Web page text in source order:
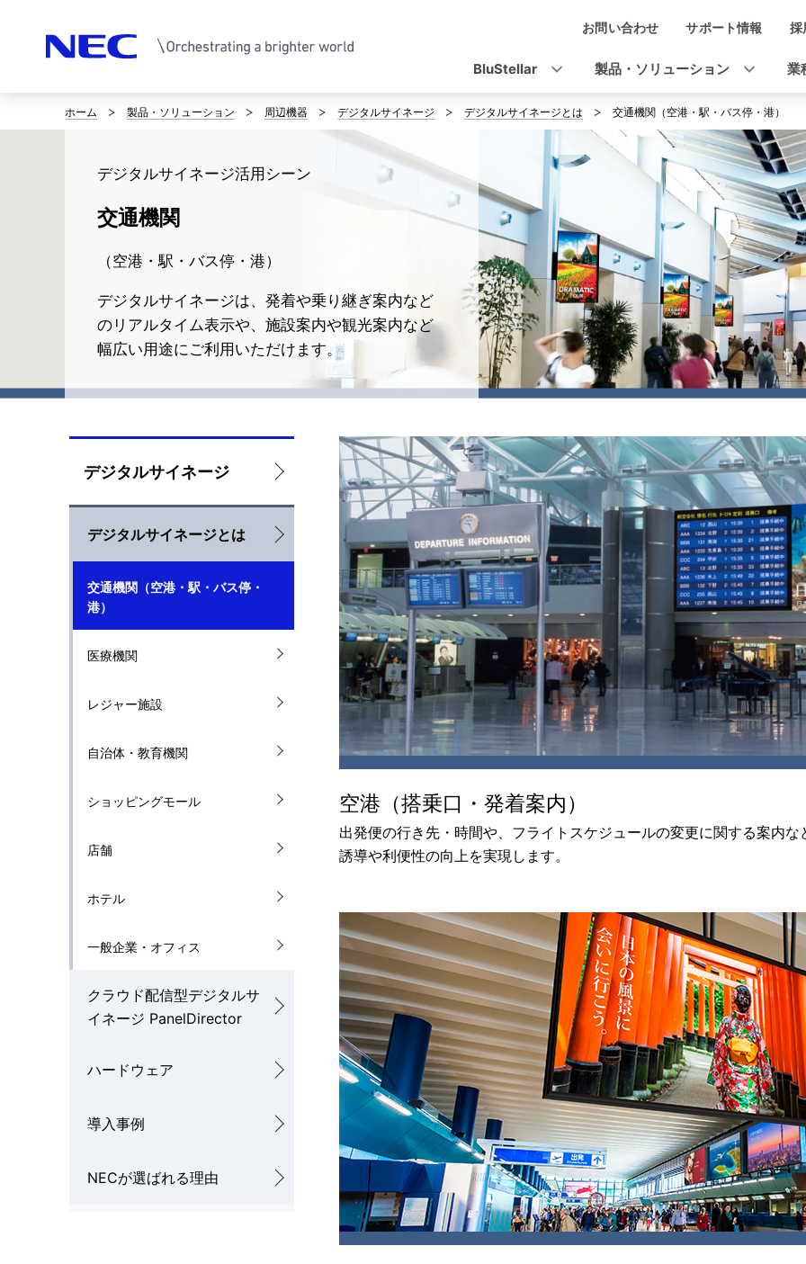
ゲ
ョ
ン
お問い合わせ サポート情報 採
BluStellar 製品・ソリューション 業
サ
置
ホーム 製品・ソリューション 周辺機器 デジタルサイネージ デジタルサイネージとは 交通機関（空港・駅・バス停・港）
デジタルサイネージ活用シーン
交通機関
（空港・駅・バス停・港）
デジタルサイネージは、発着や乗り継ぎ案内など
のリアルタイム表示や、施設案内や観光案内など
幅広い用途にご利用いただけます。
ロ
ー
カ
ル
ナ
ビ
ー
シ
デジタルサイネージ
デジタルサイネージとは
交通機関（空港・駅・バス停・
港）
医療機関
レジャー施設
自治体・教育機関
ショッピングモール
店舗
ホテル
一般企業・オフィス
クラウド配信型デジタルサ
イネージ PanelDirector
ハードウェア
導入事例
NECが選ばれる理由
空港（搭乗口・発着案内）
出発便の行き先・時間や、フライトスケジュールの変更に関する案内
誘導や利便性の向上を実現します。